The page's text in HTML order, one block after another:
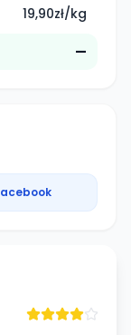
19,90zł/kg
—